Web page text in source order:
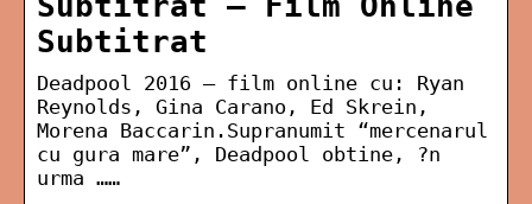
Subtitrat
Deadpool 2016 – film online cu: Ryan
Reynolds, Gina Carano, Ed Skrein,
Morena Baccarin.Supranumit “mercenarul
cu gura mare”, Deadpool obtine, ?n
urma ……